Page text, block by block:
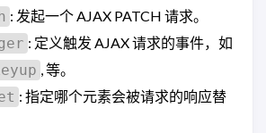
: 发起一个 AJAX PATCH 请求。
: 定义触发 AJAX 请求的事件，如
, 等。
: 指定哪个元素会被请求的响应替